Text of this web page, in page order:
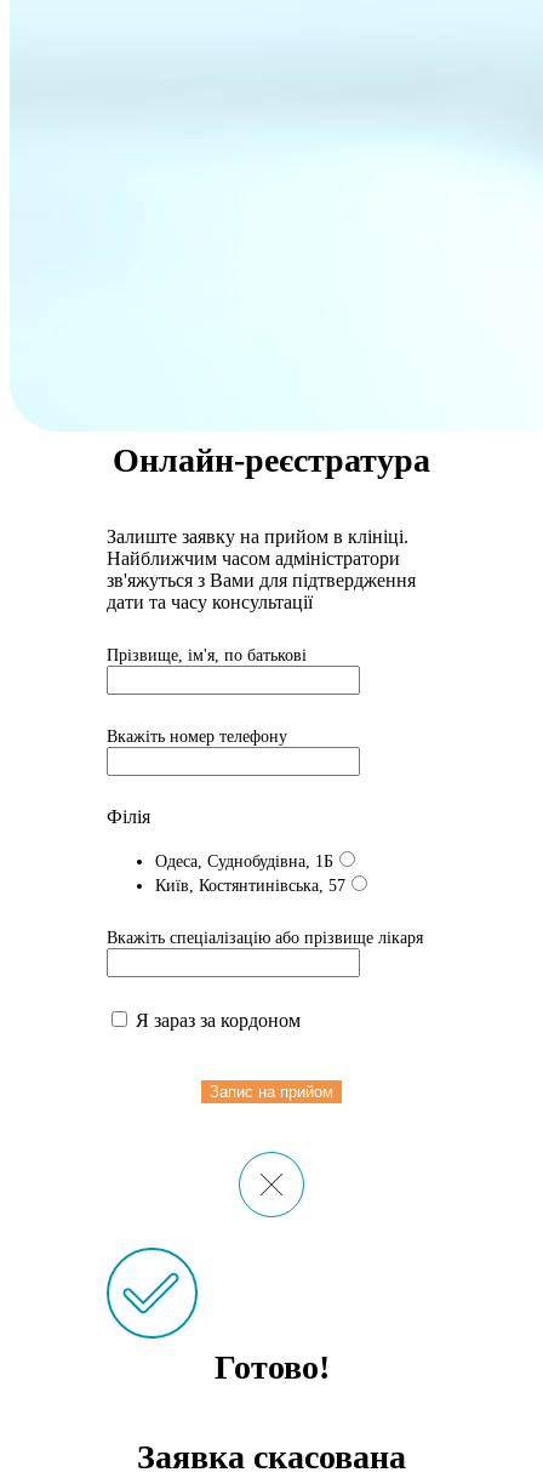
Онлайн-реєстратура
Залиште заявку на прийом в клініці.
Найближчим часом адмiнiстратори
зв'яжуться з Вами для пiдтвердження
дати та часу консультацiï
Прізвище, ім'я, по батькові
Вкажіть номер телефону
Філія
Одеса, Суднобудівна, 1Б
Київ, Костянтинівська, 57
Вкажіть спеціалізацію або прізвище лікаря
Я зараз за кордоном
Запис на прийом
Готово!
Заявка скасована